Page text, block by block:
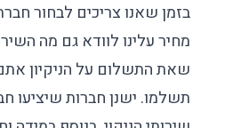
בזמן שאנו צריכים לבחור
מחיר עלינו לוודא גם מה
שאת התשלום על הניקיון
תשלמו. ישנן חברות שיציעו